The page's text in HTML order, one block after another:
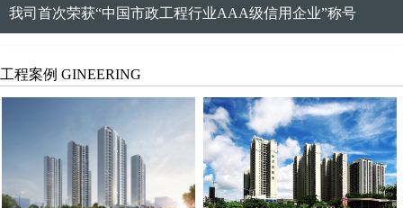
我司首次荣获“中国市政工程行业AAA级信用企业”称号
工程案例 GINEERING